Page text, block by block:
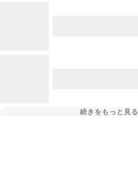
続きをもっと見る